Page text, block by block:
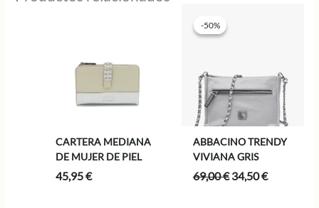
CARTERA MEDIANA
DE MUJER DE PIEL
45,95€
-50%
-50%
ABBACINO TRENDY
VIVIANA GRIS
69,00€ El
34,50€El